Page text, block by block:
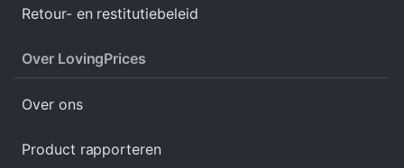
Retour- en restitutiebeleid
Over LovingPrices
Over ons
Product rapporteren